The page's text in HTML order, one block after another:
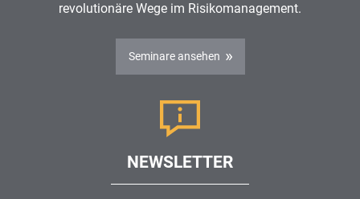
revolutionäre Wege im Risikomanagement.
Seminare ansehen
NEWSLETTER